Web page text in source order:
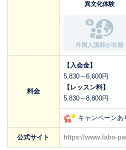
異文化体験
外国人講師が在籍
料金
【入会金】
5,830～6,600円
【レッスン料】
5,830～8,800円
キャンペーンあ
公式サイト https://www.labo-